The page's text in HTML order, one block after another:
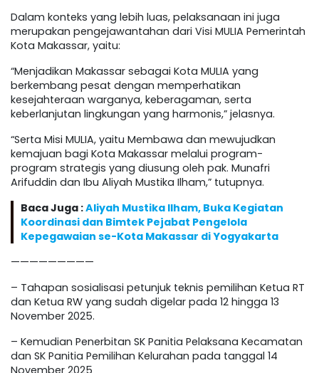
Dalam konteks yang lebih luas, pelaksanaan ini juga
merupakan pengejawantahan dari Visi MULIA Pemerintah
Kota Makassar, yaitu:
“Menjadikan Makassar sebagai Kota MULIA yang
berkembang pesat dengan memperhatikan
kesejahteraan warganya, keberagaman, serta
keberlanjutan lingkungan yang harmonis,” jelasnya.
“Serta Misi MULIA, yaitu Membawa dan mewujudkan
kemajuan bagi Kota Makassar melalui program-
program strategis yang diusung oleh pak. Munafri
Arifuddin dan Ibu Aliyah Mustika Ilham,” tutupnya.
Baca Juga :Aliyah Mustika Ilham, Buka Kegiatan
Koordinasi dan Bimtek Pejabat Pengelola
Kepegawaian se-Kota Makassar di Yogyakarta
—————————
– Tahapan sosialisasi petunjuk teknis pemilihan Ketua RT
dan Ketua RW yang sudah digelar pada 12 hingga 13
November 2025.
– Kemudian Penerbitan SK Panitia Pelaksana Kecamatan
dan SK Panitia Pemilihan Kelurahan pada tanggal 14